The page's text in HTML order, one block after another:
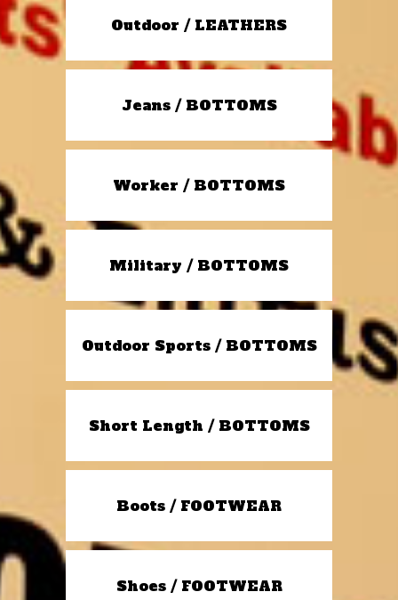
Outdoor / LEATHERS
Jeans / BOTTOMS
Worker / BOTTOMS
Military / BOTTOMS
Outdoor Sports / BOTTOMS
Short Length / BOTTOMS
Boots / FOOTWEAR
Shoes / FOOTWEAR